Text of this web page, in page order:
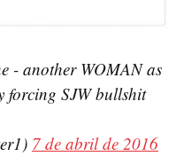
- another WOMAN as
forcing SJW bullshit
7 de abril de 2016